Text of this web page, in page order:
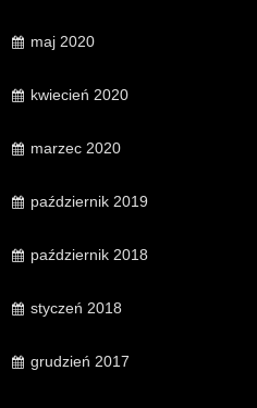
maj 2020
kwiecień 2020
marzec 2020
październik 2019
październik 2018
styczeń 2018
grudzień 2017